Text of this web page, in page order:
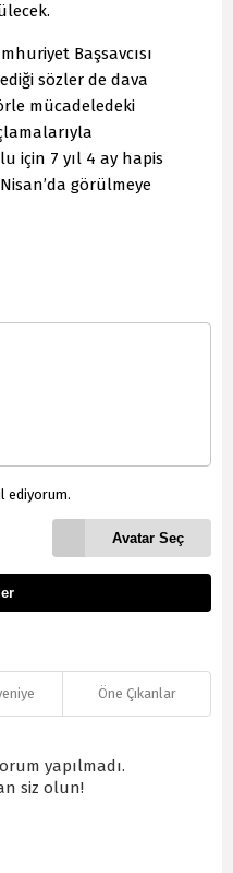
Başsavcısı
sözler de dava
mücadeledeki
için 7 yıl 4 ay hapis
görülmeye
ediyorum.
Avatar Seç
Öne Çıkanlar
yapılmadı.
siz olun!